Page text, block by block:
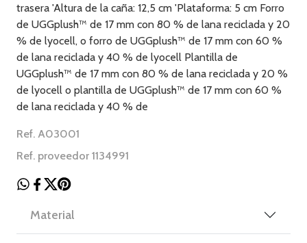
trasera 'Altura de la caña: 12,5 cm 'Plataforma: 5 cm Forro
de UGGplush™ de 17 mm con 80 % de lana reciclada y 20
% de lyocell, o forro de UGGplush™ de 17 mm con 60 %
de lana reciclada y 40 % de lyocell Plantilla de
UGGplush™ de 17 mm con 80 % de lana reciclada y 20 %
de lyocell o plantilla de UGGplush™ de 17 mm con 60 %
de lana reciclada y 40 % de
Ref. A03001
Ref. proveedor 1134991
Material